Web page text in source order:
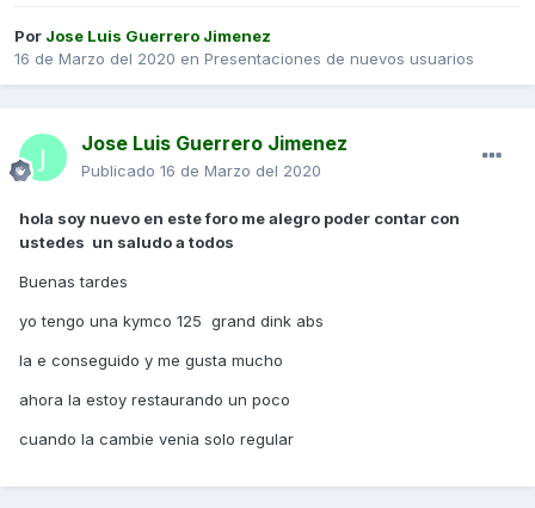
Por Jose Luis Guerrero Jimenez
16 de Marzo del 2020 en Presentaciones de nuevos usuarios
Jose Luis Guerrero Jimenez
Publicado 16 de Marzo del 2020
hola soy nuevo en este foro me alegro poder contar con
ustedes un saludo a todos
Buenas tardes
yo tengo una kymco 125 grand dink abs
la e conseguido y me gusta mucho
ahora la estoy restaurando un poco
cuando la cambie venia solo regular